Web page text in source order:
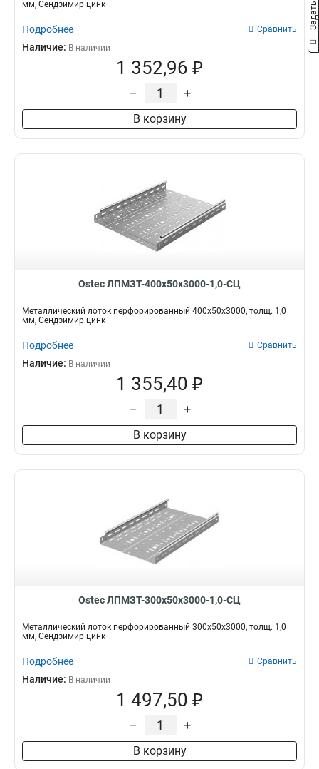
мм, Сендзимир цинк
Подробнее Сравнить
Наличие: В наличии
1 352,96 ₽
– +
В корзину
Ostec ЛПМЗТ-400х50х3000-1,0-СЦ
Металлический лоток перфорированный 400х50х3000, толщ. 1,0
мм, Сендзимир цинк
Подробнее Сравнить
Наличие: В наличии
1 355,40 ₽
– +
В корзину
Ostec ЛПМЗТ-300х50х3000-1,0-СЦ
Металлический лоток перфорированный 300х50х3000, толщ. 1,0
мм, Сендзимир цинк
Подробнее Сравнить
Наличие: В наличии
1 497,50 ₽
– +
В корзину